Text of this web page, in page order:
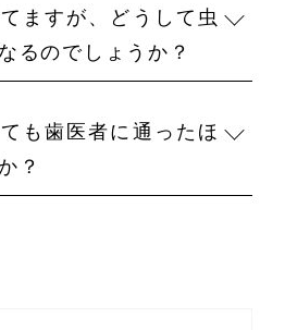
ますが、どうして虫
るのでしょうか？
も歯医者に通ったほ
？